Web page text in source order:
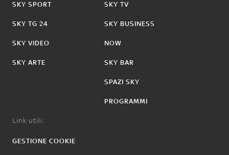
SKY SPORT
SKY TG 24
SKY VIDEO
SKY ARTE
SKY TV
SKY BUSINESS
NOW
SKY BAR
SPAZI SKY
PROGRAMMI
Link utili:
GESTIONE COOKIE